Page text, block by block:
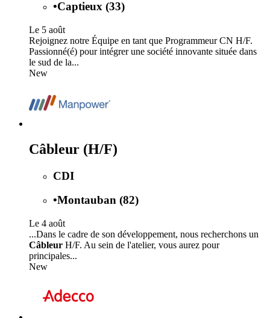
•Captieux (33)
Le 5 août
Rejoignez notre Équipe en tant que Programmeur CN H/F.
Passionné(é) pour intégrer une société innovante située dans
le sud de la...
New
Câbleur (H/F)
CDI
•Montauban (82)
Le 4 août
...Dans le cadre de son développement, nous recherchons un
Câbleur H/F. Au sein de l'atelier, vous aurez pour
principales...
New